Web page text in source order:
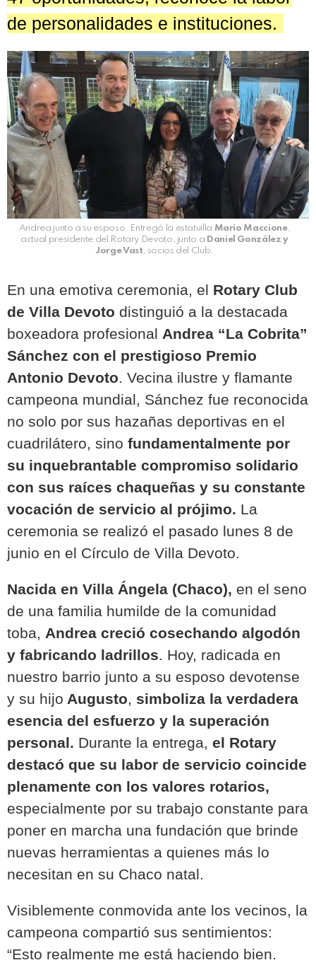
de personalidades e instituciones.
Andrea junto a su esposo. Entregó la estatuilla Mario Maccione,
actual presidente del Rotary Devoto, junto a Daniel González y
Jorge Vast, socios del Club.
En una emotiva ceremonia, el Rotary Club
de Villa Devoto distinguió a la destacada
boxeadora profesional Andrea “La Cobrita”
Sánchez con el prestigioso Premio
Antonio Devoto. Vecina ilustre y flamante
campeona mundial, Sánchez fue reconocida
no solo por sus hazañas deportivas en el
cuadrilátero, sino fundamentalmente por
su inquebrantable compromiso solidario
con sus raíces chaqueñas y su constante
vocación de servicio al prójimo. La
ceremonia se realizó el pasado lunes 8 de
junio en el Círculo de Villa Devoto.
Nacida en Villa Ángela (Chaco), en el seno
de una familia humilde de la comunidad
toba, Andrea creció cosechando algodón
y fabricando ladrillos. Hoy, radicada en
nuestro barrio junto a su esposo devotense
y su hijo Augusto, simboliza la verdadera
esencia del esfuerzo y la superación
personal. Durante la entrega, el Rotary
destacó que su labor de servicio coincide
plenamente con los valores rotarios,
especialmente por su trabajo constante para
poner en marcha una fundación que brinde
nuevas herramientas a quienes más lo
necesitan en su Chaco natal.
Visiblemente conmovida ante los vecinos, la
campeona compartió sus sentimientos:
“Esto realmente me está haciendo bien.